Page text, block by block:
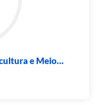
e Meio...